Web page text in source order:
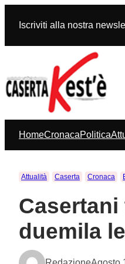
contenuto
Iscriviti alla nostra
HomeCronacaPolitica
Attualità Caserta Cronaca
duemila